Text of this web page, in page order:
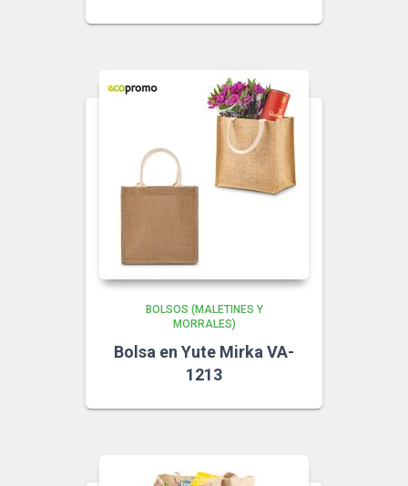
BOLSOS (MALETINES Y
MORRALES)
Bolsa en Yute Mirka VA-
1213